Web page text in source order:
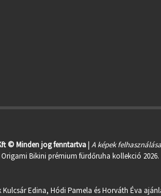
© Minden jog fenntartva|A képek
Origami Bikini prémium fürdőruha kollekció 2026.
Edina, Hódi Pamela és Horváth Éva